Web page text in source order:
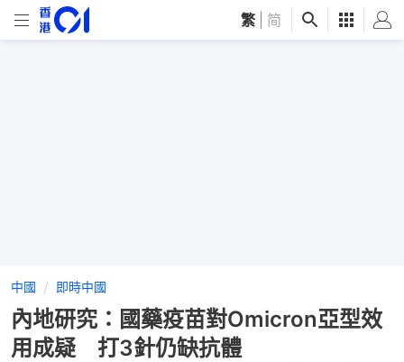
繁 简
中國 即時中國
內地研究：國藥疫苗對Omicron亞型效
用成疑 打3針仍缺抗體